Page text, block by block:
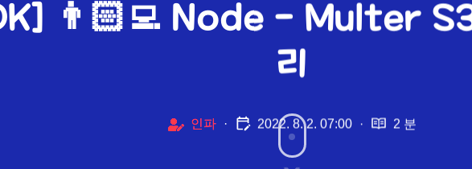
👨🏻‍💻 Node - Multer S3
리
인파 · 2022. 8. 2. 07:00 · 2 분